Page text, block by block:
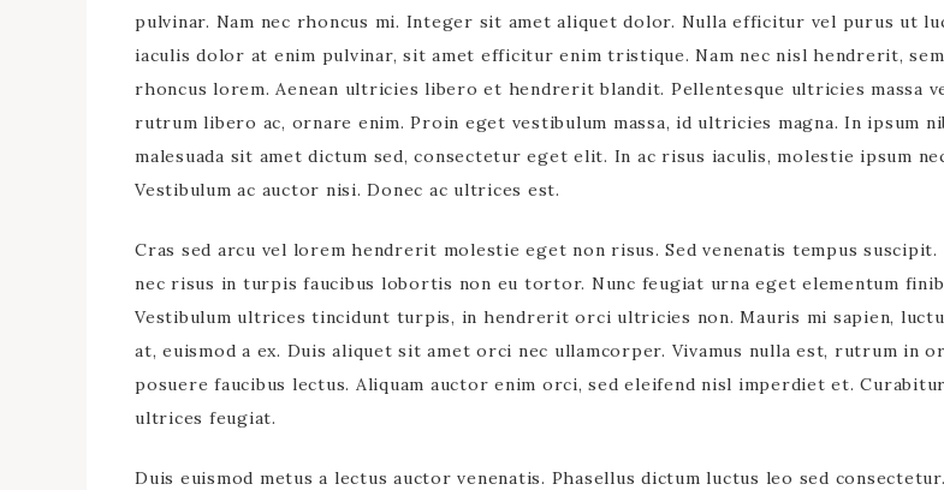
pulvinar. Nam nec rhoncus mi. Integer sit amet aliquet dolor. Nulla efficitur vel purus ut
iaculis dolor at enim pulvinar, sit amet efficitur enim tristique. Nam nec nisl hendrerit,
rhoncus lorem. Aenean ultricies libero et hendrerit blandit. Pellentesque ultricies massa
rutrum libero ac, ornare enim. Proin eget vestibulum massa, id ultricies magna. In ipsum
malesuada sit amet dictum sed, consectetur eget elit. In ac risus iaculis, molestie ipsum
Vestibulum ac auctor nisi. Donec ac ultrices est.
Cras sed arcu vel lorem hendrerit molestie eget non risus. Sed venenatis tempus
nec risus in turpis faucibus lobortis non eu tortor. Nunc feugiat urna eget elementum
Vestibulum ultrices tincidunt turpis, in hendrerit orci ultricies non. Mauris mi sapien,
at, euismod a ex. Duis aliquet sit amet orci nec ullamcorper. Vivamus nulla est, rutrum in
posuere faucibus lectus. Aliquam auctor enim orci, sed eleifend nisl imperdiet et.
ultrices feugiat.
Duis euismod metus a lectus auctor venenatis. Phasellus dictum luctus leo sed